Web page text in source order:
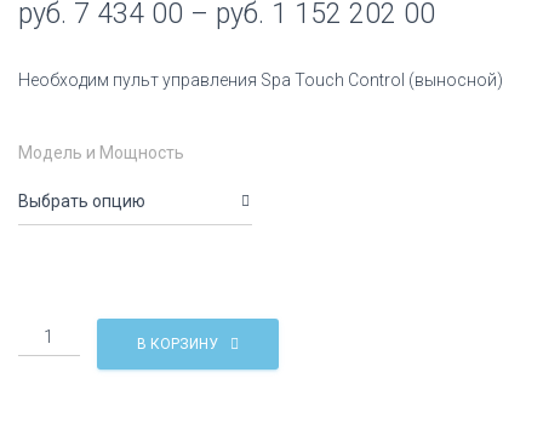
руб. 7 434 00 – руб. 1 152 202 00
Необходим пульт управления Spa Touch Control (выносной)
Модель и Мощность
Количество
Парогенераторы
В КОРЗИНУ